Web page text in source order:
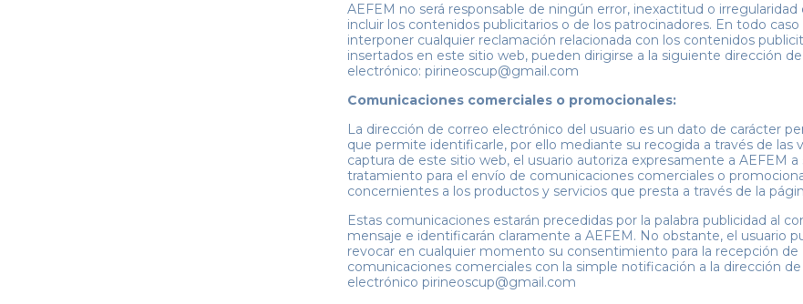
AEFEM no será responsable de ningún error, inexactitud o irregularidad
incluir los contenidos publicitarios o de los patrocinadores. En todo caso
interponer cualquier reclamación relacionada con los contenidos
insertados en este sitio web, pueden dirigirse a la siguiente dirección
electrónico: pirineoscup@gmail.com
Comunicaciones comerciales o promocionales:
La dirección de correo electrónico del usuario es un dato de carácter
que permite identificarle, por ello mediante su recogida a través de las
captura de este sitio web, el usuario autoriza expresamente a AEFEM a
tratamiento para el envío de comunicaciones comerciales o
concernientes a los productos y servicios que presta a través de la
Estas comunicaciones estarán precedidas por la palabra publicidad al
mensaje e identificarán claramente a AEFEM. No obstante, el usuario
revocar en cualquier momento su consentimiento para la recepción de
comunicaciones comerciales con la simple notificación a la dirección
electrónico pirineoscup@gmail.com